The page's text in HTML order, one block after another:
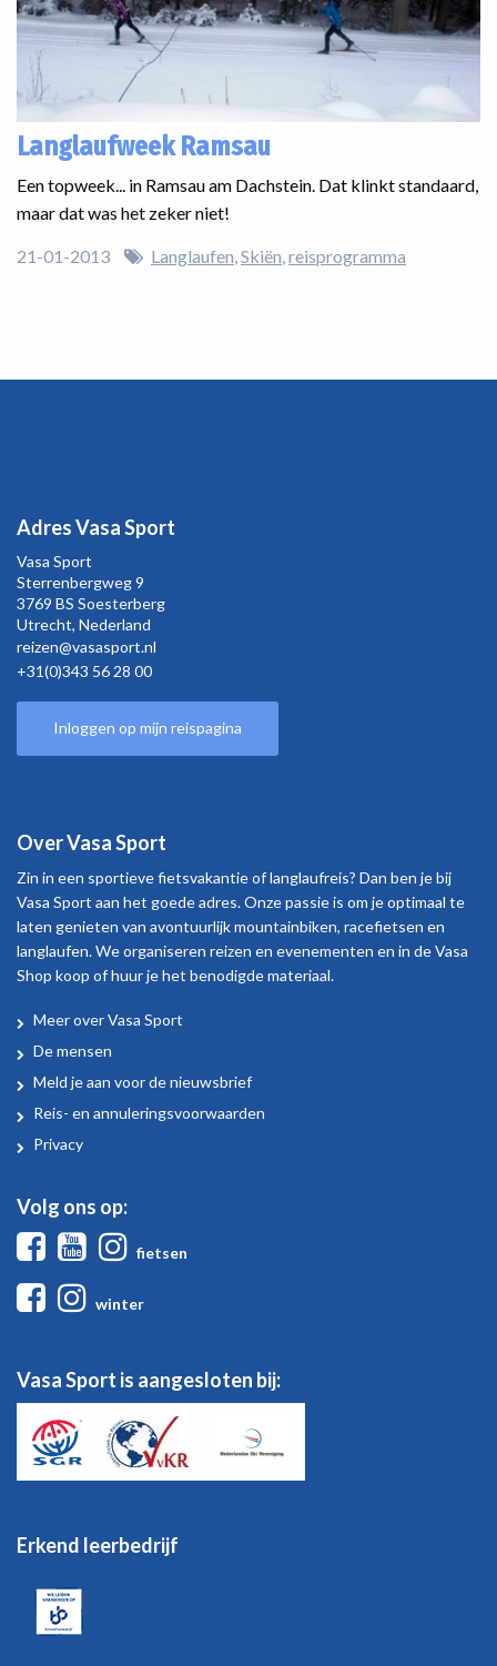
Langlaufweek Ramsau
Een topweek... in Ramsau am Dachstein. Dat klinkt standaard,
maar dat was het zeker niet!
21-01-2013 Langlaufen Skiën reisprogramma
Adres Vasa Sport
Vasa Sport
Sterrenbergweg9
3769 BS Soesterberg
Utrecht, Nederland
reizen@vasasport.nl
+31(0)343 56 28 00
Inloggen op mijn reispagina
Over Vasa Sport
Zin in een sportieve fietsvakantie of langlaufreis? Dan ben je bij
Vasa Sport aan het goede adres. Onze passie is om je optimaal te
laten genieten van avontuurlijk mountainbiken, racefietsen en
langlaufen. We organiseren reizen en evenementen en in de Vasa
Shop koop of huur je het benodigde materiaal.
Over
Vasa
Sport
Meer over Vasa Sport
De mensen
Meld je aan voor de nieuwsbrief
Reis- en annuleringsvoorwaarden
Privacy
Volg ons op:
FacebookYoutube
fietsen
Facebook
winter
Vasa Sport is aangesloten bij:
Erkend leerbedrijf